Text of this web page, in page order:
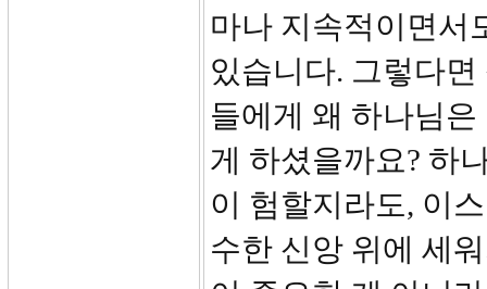
마나 지속적이면서
있습니다. 그렇다
들에게 왜 하나님
게 하셨을까요? 하
이 험할지라도, 이
수한 신앙 위에 세